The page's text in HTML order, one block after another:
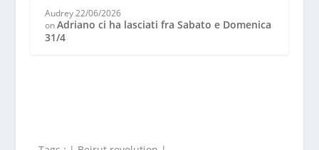
Audrey 22/06/2026
onAdriano ci ha lasciati fra Sabato e Domenica
31/4